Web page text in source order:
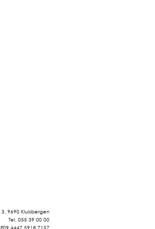
3, 9690 Kluisbergen
Tel. 055 39 00 00